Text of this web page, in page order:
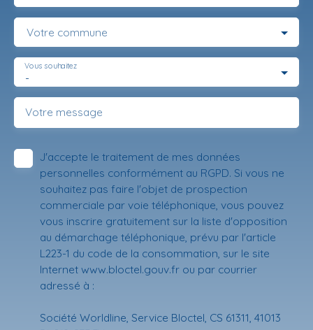
Votre commune
-
Vous souhaitez
Votre message
J'accepte le traitement de mes données
personnelles conformément au RGPD. Si vous ne
souhaitez pas faire l'objet de prospection
commerciale par voie téléphonique, vous pouvez
vous inscrire gratuitement sur la liste d'opposition
au démarchage téléphonique, prévu par l'article
L223-1 du code de la consommation, sur le site
Internet www.bloctel.gouv.fr ou par courrier
adressé à :
Société Worldline, Service Bloctel, CS 61311, 41013